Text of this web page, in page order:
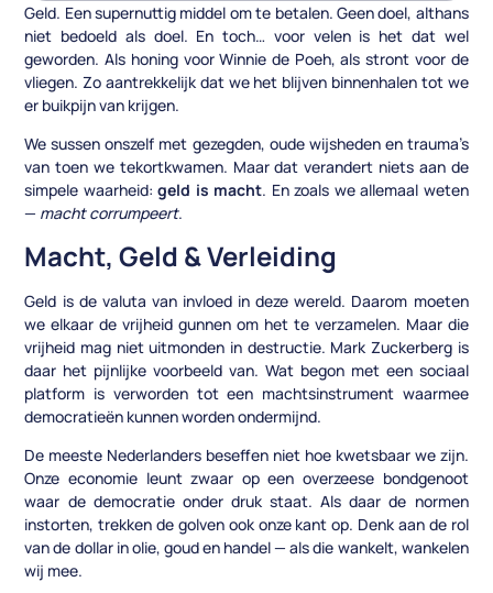
Geld. Een supernuttig middel om te betalen. Geen doel, althans
niet bedoeld als doel. En toch… voor velen is het dat wel
geworden. Als honing voor Winnie de Poeh, als stront voor de
vliegen. Zo aantrekkelijk dat we het blijven binnenhalen tot we
er buikpijn van krijgen.
We sussen onszelf met gezegden, oude wijsheden en trauma’s
van toen we tekortkwamen. Maar dat verandert niets aan de
simpele waarheid:geld is macht. En zoals we allemaal weten
— macht corrumpeert.
Macht, Geld & Verleiding
Geld is de valuta van invloed in deze wereld. Daarom moeten
we elkaar de vrijheid gunnen om het te verzamelen. Maar die
vrijheid mag niet uitmonden in destructie. Mark Zuckerberg is
daar het pijnlijke voorbeeld van. Wat begon met een sociaal
platform is verworden tot een machtsinstrument waarmee
democratieën kunnen worden ondermijnd.
De meeste Nederlanders beseffen niet hoe kwetsbaar we zijn.
Onze economie leunt zwaar op een overzeese bondgenoot
waar de democratie onder druk staat. Als daar de normen
instorten, trekken de golven ook onze kant op. Denk aan de rol
van de dollar in olie, goud en handel — als die wankelt, wankelen
wij mee.